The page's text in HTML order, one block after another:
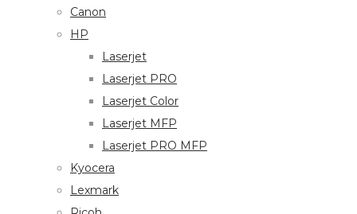
Canon
HP
Laserjet
Laserjet PRO
Laserjet Color
Laserjet MFP
Laserjet PRO MFP
Kyocera
Lexmark